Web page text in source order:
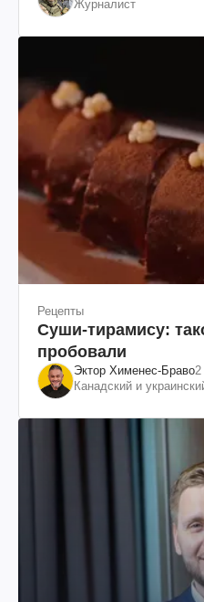
Журналист
Рецепты
Суши-тирамису:
пробовали
Эктор Хименес-Браво
Канадский и